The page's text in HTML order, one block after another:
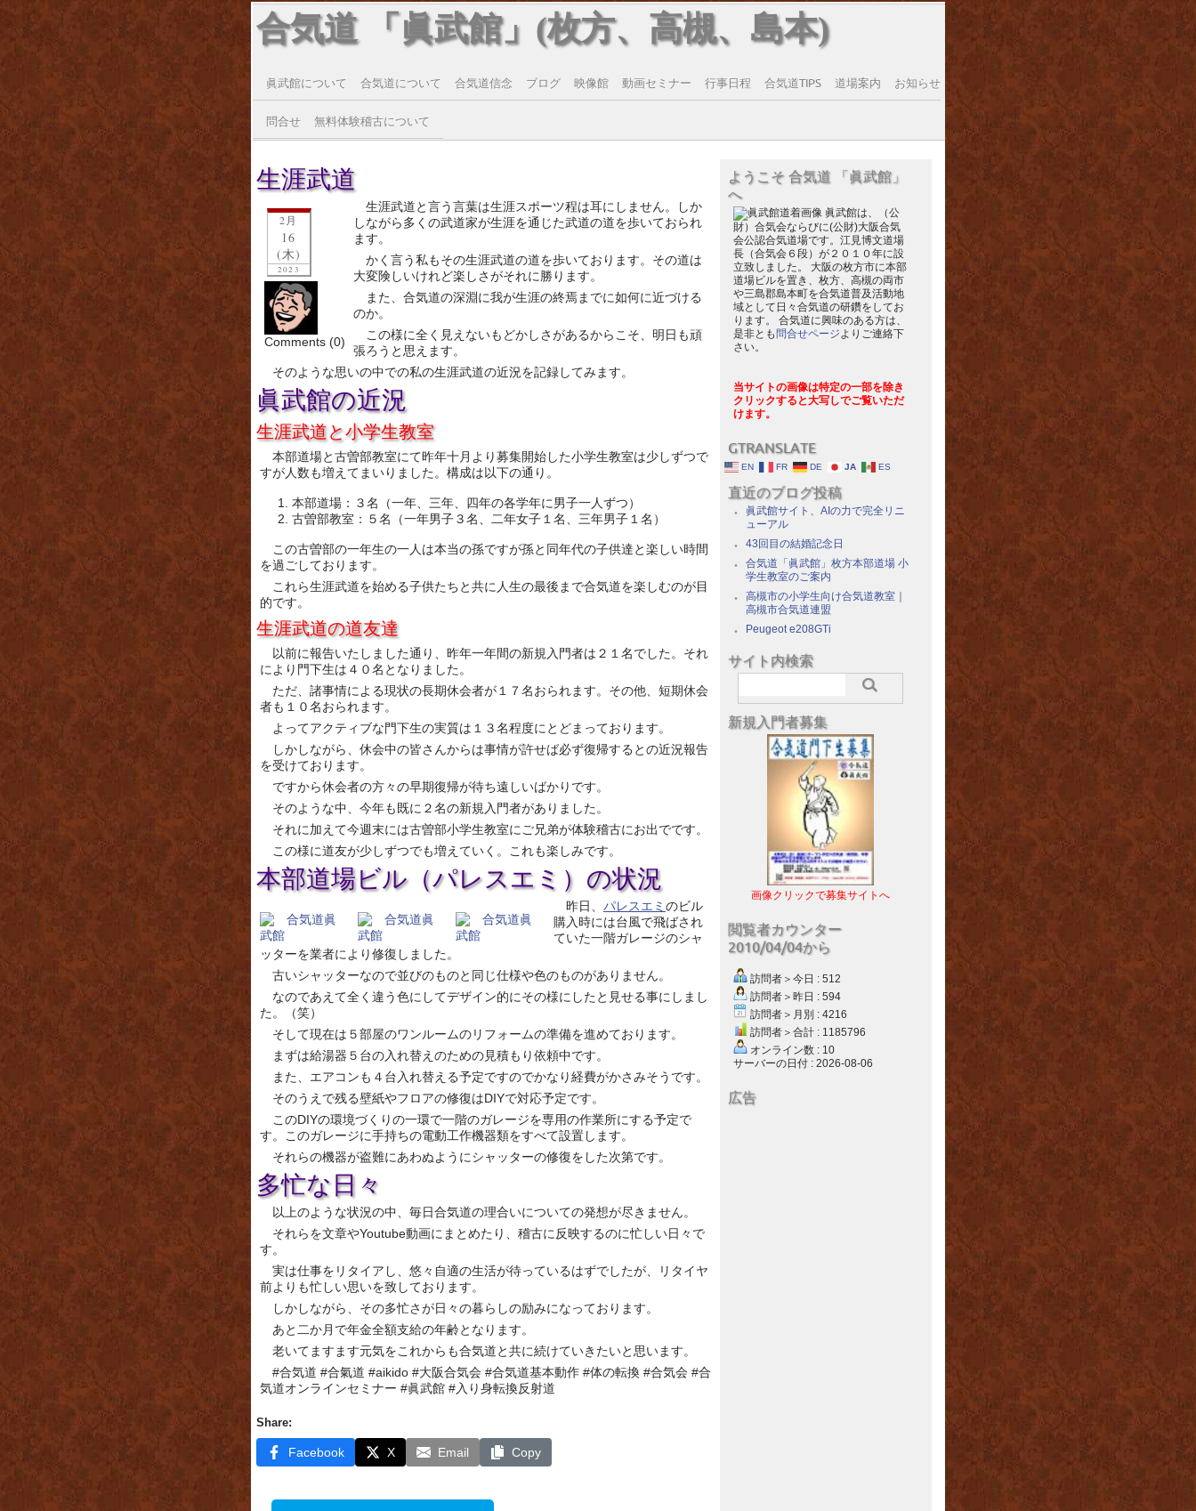
合気道 「眞武館」(枚方、高槻、島本)
眞武館について 合気道について 合気道信念 ブログ 映像館 動画セミナー 行事日程 合気道TIPS 道場案内 お知らせ
問合せ 無料体験稽古について
生涯武道
2月
16
(木)
2023
Comments (0)
生涯武道と言う言葉は生涯スポーツ程は耳にしません。しか
しながら多くの武道家が生涯を通じた武道の道を歩いておられ
ます。
かく言う私もその生涯武道の道を歩いております。その道は
大変険しいけれど楽しさがそれに勝ります。
また、合気道の深淵に我が生涯の終焉までに如何に近づける
のか。
この様に全く見えないもどかしさがあるからこそ、明日も頑
張ろうと思えます。
そのような思いの中での私の生涯武道の近況を記録してみます。
眞武館の近況
生涯武道と小学生教室
本部道場と古曽部教室にて昨年十月より募集開始した小学生教室は少しずつで
すが人数も増えてまいりました。構成は以下の通り。
本部道場：３名（一年、三年、四年の各学年に男子一人ずつ）
古曽部教室：５名（一年男子３名、二年女子１名、三年男子１名）
この古曽部の一年生の一人は本当の孫ですが孫と同年代の子供達と楽しい時間
を過ごしております。
これら生涯武道を始める子供たちと共に人生の最後まで合気道を楽しむのが目
的です。
生涯武道の道友達
以前に報告いたしました通り、昨年一年間の新規入門者は２１名でした。それ
により門下生は４０名となりました。
ただ、諸事情による現状の長期休会者が１７名おられます。その他、短期休会
者も１０名おられます。
よってアクティブな門下生の実質は１３名程度にとどまっております。
しかしながら、休会中の皆さんからは事情が許せば必ず復帰するとの近況報告
を受けております。
ですから休会者の方々の早期復帰が待ち遠しいばかりです。
そのような中、今年も既に２名の新規入門者がありました。
それに加えて今週末には古曽部小学生教室にご兄弟が体験稽古にお出でです。
この様に道友が少しずつでも増えていく。これも楽しみです。
本部道場ビル（パレスエミ）の状況
昨日、 パレスエミ のビル
購入時には台風で飛ばされ
ていた一階ガレージのシャ
ッターを業者により修復しました。
古いシャッターなので並びのものと同じ仕様や色のものがありません。
なのであえて全く違う色にしてデザイン的にその様にしたと見せる事にしまし
た。（笑）
そして現在は５部屋のワンルームのリフォームの準備を進めております。
まずは給湯器５台の入れ替えのための見積もり依頼中です。
また、エアコンも４台入れ替える予定ですのでかなり経費がかさみそうです。
そのうえで残る壁紙やフロアの修復はDIYで対応予定です。
このDIYの環境づくりの一環で一階のガレージを専用の作業所にする予定で
す。このガレージに手持ちの電動工作機器類をすべて設置します。
それらの機器が盗難にあわぬようにシャッターの修復をした次第です。
多忙な日々
以上のような状況の中、毎日合気道の理合いについての発想が尽きません。
それらを文章やYoutube動画にまとめたり、稽古に反映するのに忙しい日々で
す。
実は仕事をリタイアし、悠々自適の生活が待っているはずでしたが、リタイヤ
前よりも忙しい思いを致しております。
しかしながら、その多忙さが日々の暮らしの励みになっております。
あと二か月で年金全額支給の年齢となります。
老いてますます元気をこれからも合気道と共に続けていきたいと思います。
#合気道 #合氣道 #aikido #大阪合気会 #合気道基本動作 #体の転換 #合気会 #合
気道オンラインセミナー #眞武館 #入り身転換反射道
Share:
Facebook X Email Copy
ようこそ 合気道 「眞武館」
へ
眞武館は、（公
財）合気会ならびに(公財)大阪合気
会公認合気道場です。江見博文道場
長（合気会６段）が２０１０年に設
立致しました。 大阪の枚方市に本部
道場ビルを置き、枚方、高槻の両市
や三島郡島本町を合気道普及活動地
域として日々合気道の研鑽をしてお
ります。 合気道に興味のある方は、
是非とも 問合せページよりご連絡下
さい。
当サイトの画像は特定の一部を除き
クリックすると大写しでご覧いただ
けます。
GTRANSLATE
EN FR DE JA ES
直近のブログ投稿
眞武館サイト、AIの力で完全リニ
ューアル
43回目の結婚記念日
合気道「眞武館」枚方本部道場 小
学生教室のご案内
高槻市の小学生向け合気道教室｜
高槻市合気道連盟
Peugeot e208GTi
サイト内検索
新規入門者募集
画像クリックで募集サイトへ
閲覧者カウンター
2010/04/04から
訪問者＞今日 : 512
訪問者＞昨日 : 594
訪問者＞月別 : 4216
訪問者＞合計 : 1185796
オンライン数 : 10
サーバーの日付 : 2026-08-06
広告